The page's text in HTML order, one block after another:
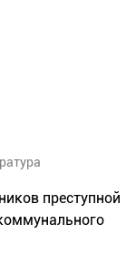
преступной